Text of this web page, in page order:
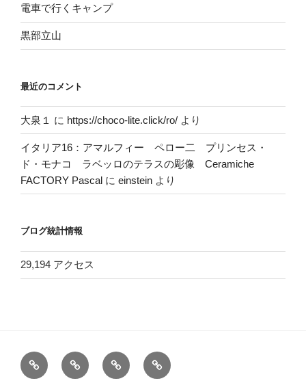
電車で行くキャンプ
黒部立山
最近のコメント
大泉１ に https://choco-lite.click/ro/ より
イタリア16：アマルフィー ペロー二 プリンセス・
ド・モナコ ラベッロのテラスの彫像 Ceramiche
FACTORY Pascal に einstein より
ブログ統計情報
29,194 アクセス
ホ
ー
お
問
ヘ
ッ
電
車